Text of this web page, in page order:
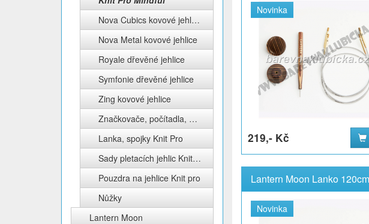
Nova Cubics kovové jehlice
Nova Metal kovové jehlice
Royale dřevěné jehlice
Symfonie dřevěné jehlice
Zing kovové jehlice
Značkovače, počítadla, měrky Knit Pro
Lanka, spojky Knit Pro
Sady pletacích jehlic Knit Pro
Pouzdra na jehlice Knit pro
Nůžky
Lantern Moon
Novinka
219,- Kč
Novinka